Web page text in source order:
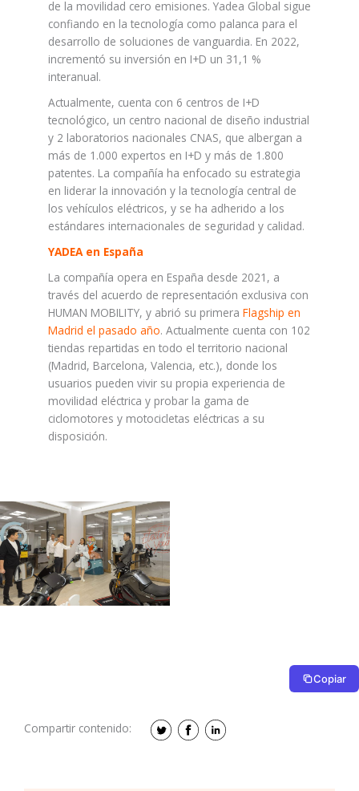
de la movilidad cero emisiones. Yadea Global sigue
confiando en la tecnología como palanca para el
desarrollo de soluciones de vanguardia. En 2022,
incrementó su inversión en I+D un 31,1 %
interanual.
Actualmente, cuenta con 6 centros de I+D
tecnológico, un centro nacional de diseño industrial
y 2 laboratorios nacionales CNAS, que albergan a
más de 1.000 expertos en I+D y más de 1.800
patentes. La compañía ha enfocado su estrategia
en liderar la innovación y la tecnología central de
los vehículos eléctricos, y se ha adherido a los
estándares internacionales de seguridad y calidad.
YADEA en España
La compañía opera en España desde 2021, a
través del acuerdo de representación exclusiva con
HUMAN MOBILITY, y abrió su primera Flagship en
Madrid el pasado año. Actualmente cuenta con 102
tiendas repartidas en todo el territorio nacional
(Madrid, Barcelona, Valencia, etc.), donde los
usuarios pueden vivir su propia experiencia de
movilidad eléctrica y probar la gama de
ciclomotores y motocicletas eléctricas a su
disposición.
Copiar
Compartir contenido: